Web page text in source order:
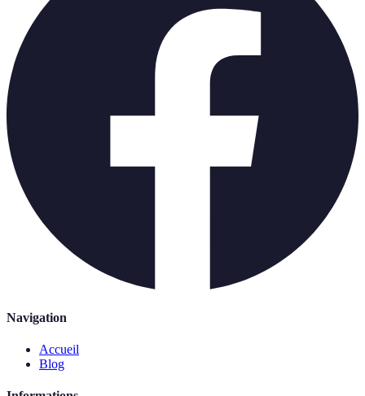
Navigation
Accueil
Blog